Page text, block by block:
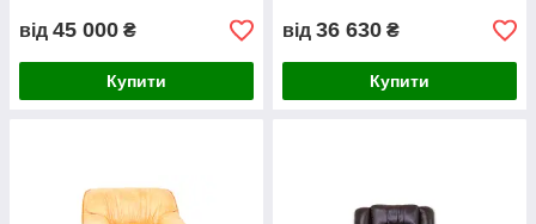
від 45 000 ₴
Купити
від 36 630 ₴
Купити